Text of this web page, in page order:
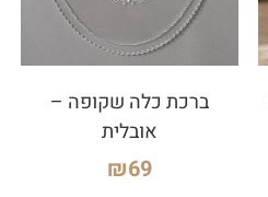
ברכת כלה שקופה –
אובלית
₪69